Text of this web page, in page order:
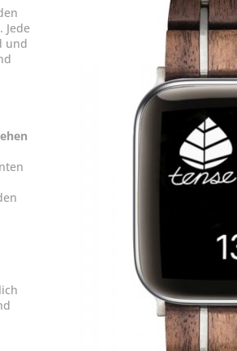
Jede
und